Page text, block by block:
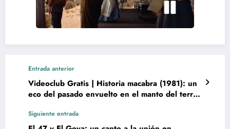
Entrada anterior
Videoclub Gratis | Historia macabra (1981): un
eco del pasado envuelto en el manto del terror
Siguiente entrada